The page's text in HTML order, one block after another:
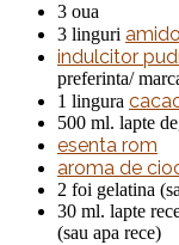
3 oua
3 linguri
indulcitor
preferinta/
1 lingura
500 ml. lapte
esenta rom
aroma de
2 foi gelatina
30 ml. lapte
(sau apa rece)